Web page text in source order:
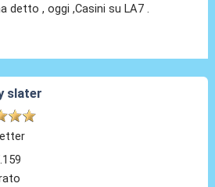
detto , oggi ,Casini su LA7 .
slater